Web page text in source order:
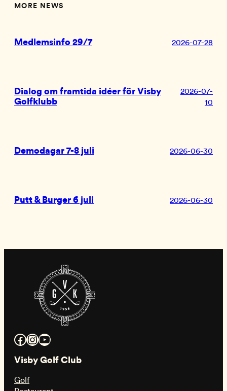
MORE NEWS
Medlemsinfo 29/7 2026-07-28
Dialog om framtida idéer för Visby
Golfklubb
2026-07-
10
Demodagar 7-8 juli 2026-06-30
Putt & Burger 6 juli 2026-06-30
Facebook InstagramYouTube
Visby Golf Club
Golf